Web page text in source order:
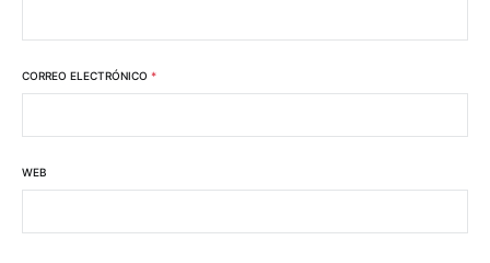
CORREO ELECTRÓNICO *
WEB